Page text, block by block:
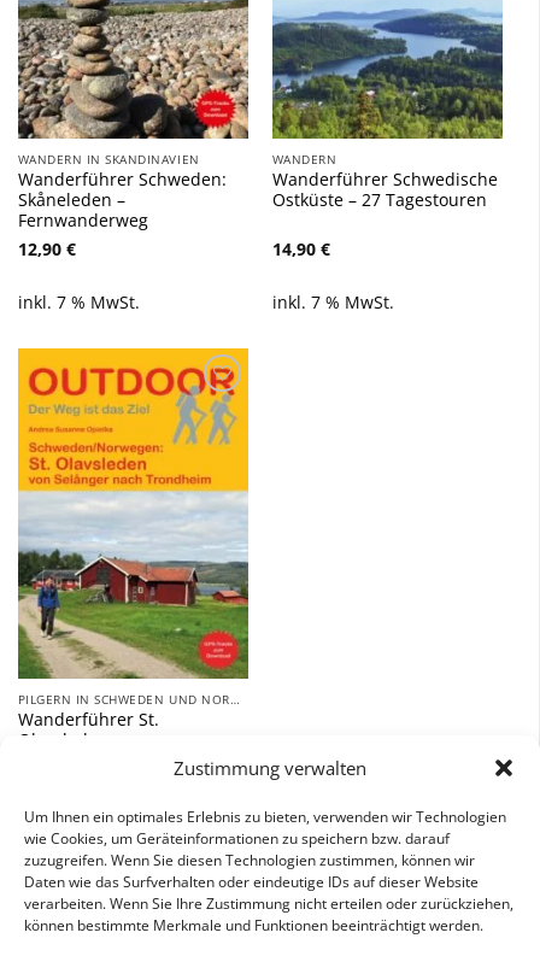
Zustimmung verwalten
Um Ihnen ein optimales Erlebnis zu bieten, verwenden wir Technologien
wie Cookies, um Geräteinformationen zu speichern bzw. darauf
zuzugreifen. Wenn Sie diesen Technologien zustimmen, können wir
Daten wie das Surfverhalten oder eindeutige IDs auf dieser Website
verarbeiten. Wenn Sie Ihre Zustimmung nicht erteilen oder zurückziehen,
können bestimmte Merkmale und Funktionen beeinträchtigt werden.
WANDERN IN SKANDINAVIEN
Wanderführer Schweden:
Skåneleden –
Fernwanderweg
12,90 €
inkl. 7 % MwSt.
WANDERN
Wanderführer Schwedische
Ostküste – 27 Tagestouren
14,90 €
inkl. 7 % MwSt.
Zu
Wunschliste
hinzufügen
PILGERN IN SCHWEDEN UND NORWEGEN
Wanderführer St.
Olavsleden –
inkl. 7 % MwSt.